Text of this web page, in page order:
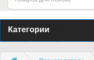
Категории